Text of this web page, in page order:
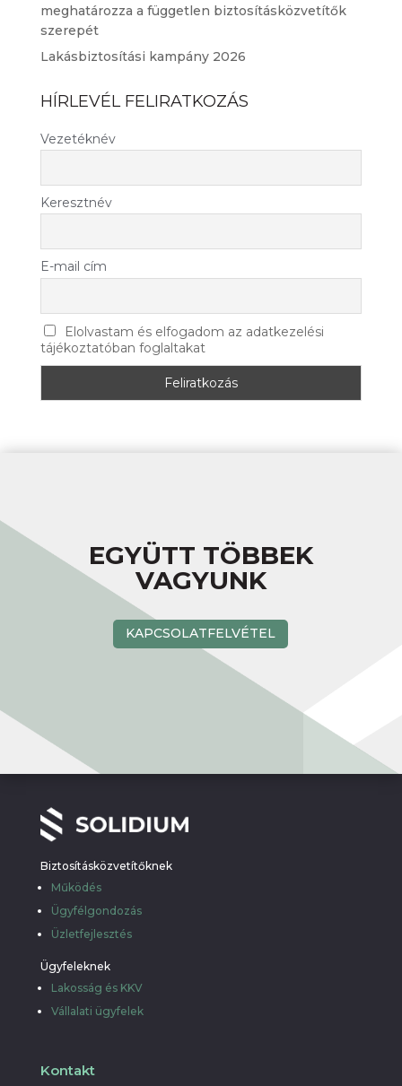
meghatározza a független biztosításközvetítők
szerepét
Lakásbiztosítási kampány 2026
HÍRLEVÉL FELIRATKOZÁS
Vezetéknév
Keresztnév
E-mail cím
Elolvastam és elfogadom az adatkezelési
tájékoztatóban foglaltakat
EGYÜTT TÖBBEK
VAGYUNK
KAPCSOLATFELVÉTEL
Biztosításközvetítőknek
Működés
Ügyfélgondozás
Üzletfejlesztés
Ügyfeleknek
Lakosság és KKV
Vállalati ügyfelek
Kontakt